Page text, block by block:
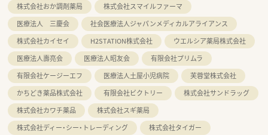
株式会社おか調剤薬局
株式会社スマイルファーマ
医療法人 三慶会
社会医療法人ジャパンメディカルアライアンス
株式会社カイセイ
H2STATION株式会社
ウエルシア薬局株式会社
医療法人壽亮会
医療法人昭友会
有限会社プリムラ
有限会社ケージーエフ
医療法人土屋小児病院
芙蓉堂株式会社
かちどき薬品株式会社
有限会社ビクトリー
株式会社サンドラッグ
株式会社カワチ薬品
株式会社スギ薬局
株式会社ディー・シー・トレーディング
株式会社タイガー